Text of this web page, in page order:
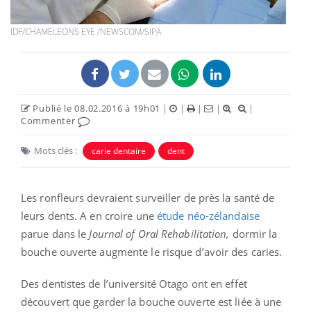
IDF/CHAMELEONS EYE /NEWSCOM/SIPA
Publié le 08.02.2016 à 19h01 | | | |
|
Commenter
Mots clés : carie dentaire dent
Les ronfleurs devraient surveiller de près la santé de
leurs dents. A en croire une étude néo-zélandaise
parue dans leJournal of Oral Rehabilitation, dormir la
bouche ouverte augmente le risque d’avoir des caries.
Des dentistes de l’université Otago ont en effet
découvert que garder la bouche ouverte est liée à une